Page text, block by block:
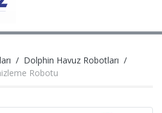
Dolphin Havuz Robotları
Robotu